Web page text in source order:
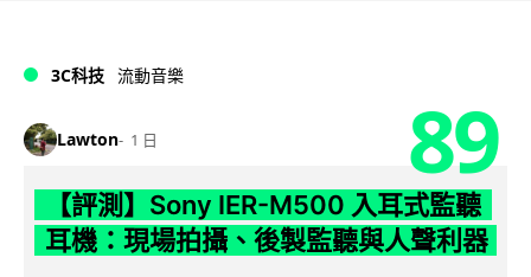
3C科技 流動音樂
Lawton 1 日 89
【評測】Sony IER-M500 入耳式監聽
耳機：現場拍攝、後製監聽與人聲利器